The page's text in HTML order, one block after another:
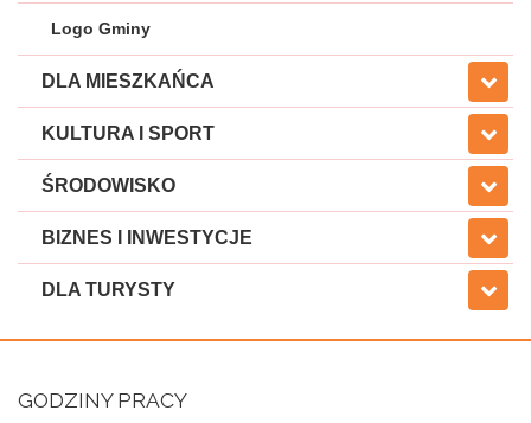
Logo Gminy
DLA MIESZKAŃCA
KULTURA I SPORT
ŚRODOWISKO
BIZNES I INWESTYCJE
DLA TURYSTY
GODZINY PRACY